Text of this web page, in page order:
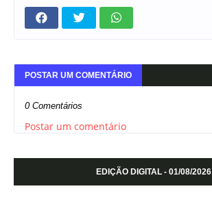
POSTAR UM COMENTÁRIO
0 Comentários
Postar um comentário
EDIÇÃO DIGITAL - 01/08/2026